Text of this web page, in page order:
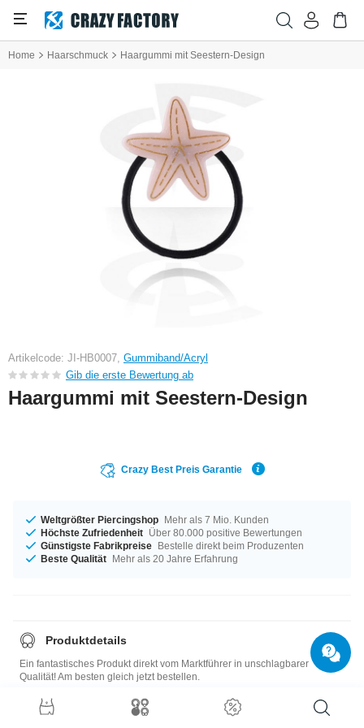
Home Haarschmuck Haargummi mit Seestern-Design
Artikelcode: JI-HB0007, Gummiband/Acryl
Gib die erste Bewertung ab
Haargummi mit Seestern-Design
Crazy Best Preis Garantie
Weltgrößter Piercingshop Mehr als 7 Mio. Kunden
Höchste Zufriedenheit Über 80.000 positive Bewertungen
Günstigste Fabrikpreise Bestelle direkt beim Produzenten
Beste Qualität Mehr als 20 Jahre Erfahrung
Produktdetails
Ein fantastisches Produkt direkt vom Marktführer in unschlagbarer
Qualität! Am besten gleich jetzt bestellen.
Größentabelle